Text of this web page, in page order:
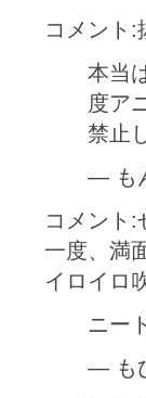
コメント:
本当
度ア
禁止
— も
コメン
一度、満
イロイロ
ニー
— も